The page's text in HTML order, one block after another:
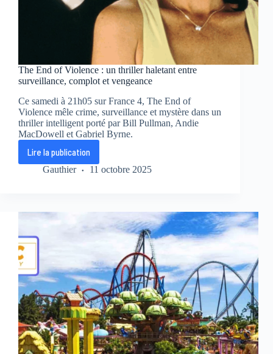
The End of Violence : un thriller haletant entre
surveillance, complot et vengeance
Ce samedi à 21h05 sur France 4, The End of
Violence mêle crime, surveillance et mystère dans un
thriller intelligent porté par Bill Pullman, Andie
MacDowell et Gabriel Byrne.
Lire la publication
The
End
haletant
complot
et
vengeance
Gauthier 11 octobre 2025